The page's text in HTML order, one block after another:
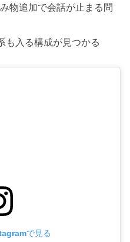
物追加で会話が止まる問
も入る構成が見つかる
で見る